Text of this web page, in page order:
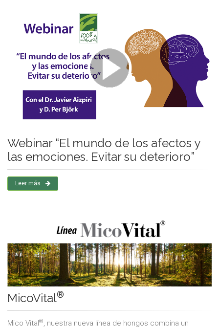
Webinar “El mundo de los afectos y
las emociones. Evitar su deterioro”
Leer más
MicoVital®
Mico Vital ®, nuestra nueva línea de hongos combina un